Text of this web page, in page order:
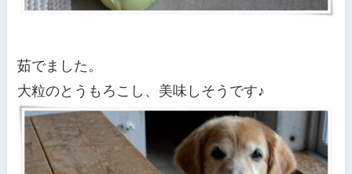
茹でました。
大粒のとうもろこし、美味しそうです♪